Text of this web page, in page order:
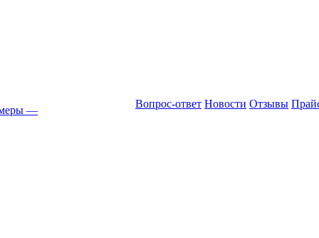
—
Вопрос-ответ Новости Отзывы